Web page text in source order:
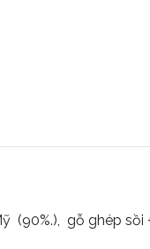
(90%.), gỗ ghép sồi